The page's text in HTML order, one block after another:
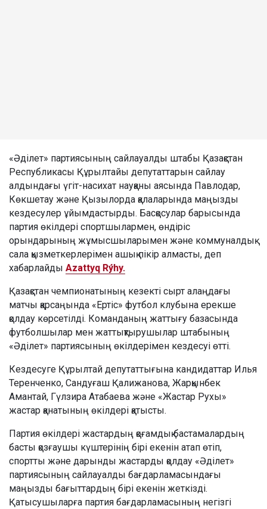
«Әділет» партиясының сайлауалды штабы Қазақстан
Республикасы Құрылтайы депутаттарын сайлау
алдындағы үгіт-насихат науқаны аясында Павлодар,
Көкшетау және Қызылорда қалаларында маңызды
кездесулер ұйымдастырды. Басқосулар барысында
партия өкілдері спортшылармен, өндіріс
орындарының жұмысшыларымен және коммуналдық
сала қызметкерлерімен ашық пікір алмасты, деп
хабарлайды Azattyq Rýhy.
Қазақстан чемпионатының кезекті сырт алаңдағы
матчы қарсаңында «Ертіс» футбол клубына ерекше
қолдау көрсетілді. Команданың жаттығу базасында
футболшылар мен жаттықтырушылар штабының
«Әділет» партиясының өкілдерімен кездесуі өтті.
Кездесуге Құрылтай депутаттығына кандидаттар Илья
Теренченко, Сандуғаш Қалижанова, Жарқынбек
Амантай, Гүлзира Атабаева және «Жастар Рухы»
жастар қанатының өкілдері қатысты.
Партия өкілдері жастардың қоғамдық бастамалардың
басты қозғаушы күштерінің бірі екенін атап өтіп,
спортты және дарынды жастарды қолдау «Әділет»
партиясының сайлауалды бағдарламасындағы
маңызды бағыттардың бірі екенін жеткізді.
Қатысушыларға партия бағдарламасының негізгі